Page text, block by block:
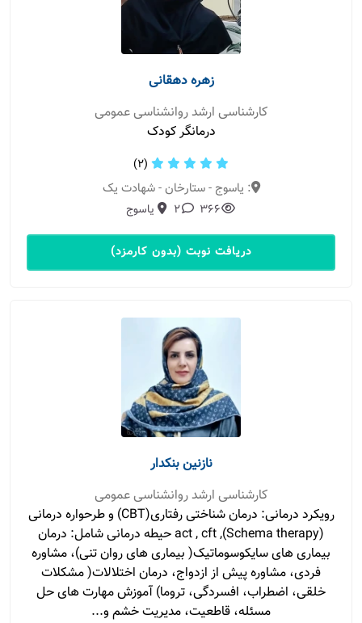
زهره دهقانی
کارشناسی ارشد روانشناسی عمومی
درمانگر کودک
(2)
: یاسوج - ستارخان - شهادت یک
366
2 یاسوج
دریافت نوبت (بدون کارمزد)
نازنین بنکدار
کارشناسی ارشد روانشناسی عمومی
رویکرد درمانی: درمان شناختی رفتاری(CBT) و طرحواره درمانی
(Schema therapy), act , cft حیطه درمانی شامل: درمان
بیماری های سایکوسوماتیک( بیماری های روان تنی)، مشاوره
فردی، مشاوره پیش از ازدواج، درمان اختلالات( مشکلات
خلقی، اضطراب، افسردگی، تروما) آموزش مهارت های حل
مسئله، قاطعیت، مدیریت خشم و...